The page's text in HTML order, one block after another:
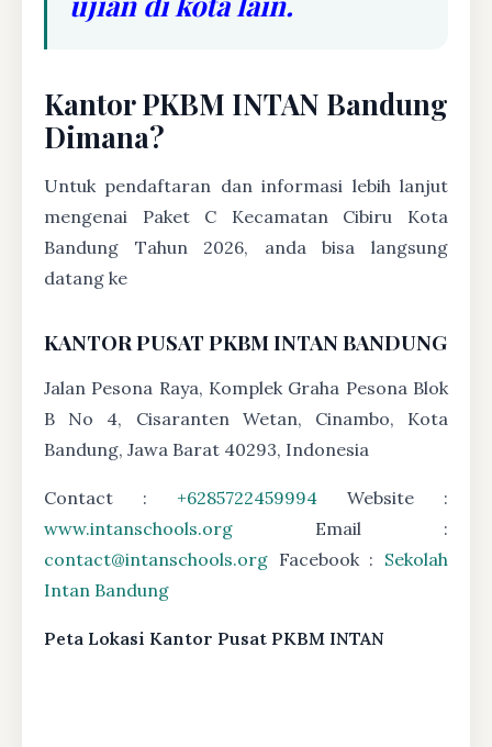
Kantor PKBM INTAN Bandung
Dimana?
Untuk pendaftaran dan informasi lebih lanjut
mengenai Paket C Kecamatan Cibiru Kota
Bandung Tahun 2026, anda bisa langsung
datang ke
KANTOR PUSAT PKBM INTAN BANDUNG
Jalan Pesona Raya, Komplek Graha Pesona Blok
B No 4, Cisaranten Wetan, Cinambo, Kota
Bandung, Jawa Barat 40293, Indonesia
Contact : +6285722459994 Website :
www.intanschools.org Email :
contact@intanschools.org Facebook : Sekolah
Intan Bandung
Peta Lokasi Kantor Pusat PKBM INTAN